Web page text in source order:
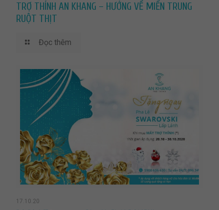
TRỢ THÍNH AN KHANG – HƯỚNG VỀ MIỀN TRUNG
RUỘT THỊT
Đọc thêm
17.10.20